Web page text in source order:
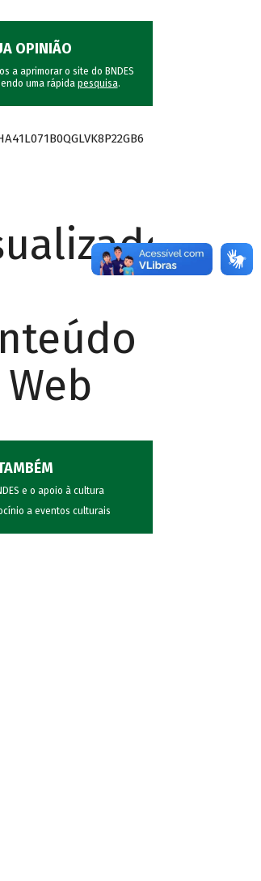
OPINIÃO
a aprimorar o site do BNDES
uma rápida pesquisa.
e o apoio à cultura
a eventos culturais